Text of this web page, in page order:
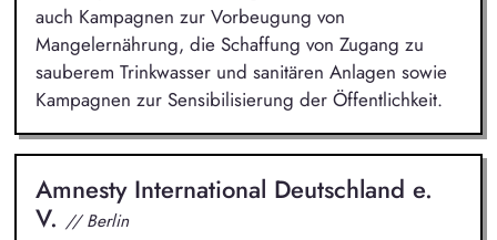
auch Kampagnen zur Vorbeugung von
Mangelernährung, die Schaffung von Zugang zu
sauberem Trinkwasser und sanitären Anlagen sowie
Kampagnen zur Sensibilisierung der Öffentlichkeit.
Amnesty International Deutschland e.
V. // Berlin